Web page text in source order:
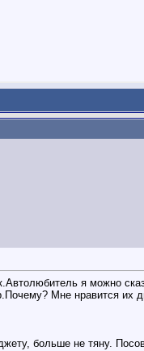
я можно
Мне нравится их
больше не тяну.